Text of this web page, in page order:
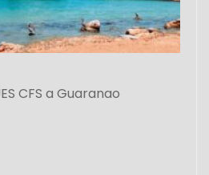
CFS a Guaranao